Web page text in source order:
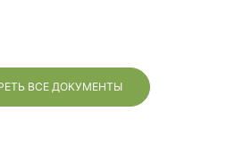
ВСЕ ДОКУМЕНТЫ